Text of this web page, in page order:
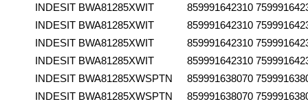
INDESIT BWA81285XWIT 859991642310
INDESIT BWA81285XWIT 859991642310
INDESIT BWA81285XWIT 859991642310
INDESIT BWA81285XWIT 859991642310
INDESIT BWA81285XWSPTN 859991638070
INDESIT BWA81285XWSPTN 859991638070